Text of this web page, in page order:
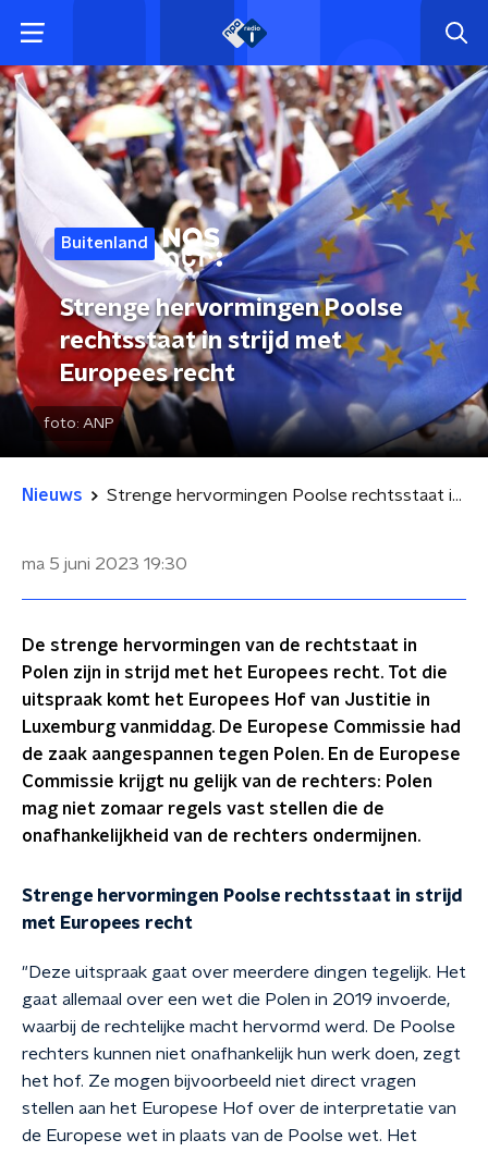
Buitenland
Strenge hervormingen Poolse
rechtsstaat in strijd met
Europees recht
foto: ANP
Nieuws Strenge hervormingen Poolse rechtsstaat in strijd met Europees recht
ma 5 juni 2023 19:30
De strenge hervormingen van de rechtstaat in
Polen zijn in strijd met het Europees recht. Tot die
uitspraak komt het Europees Hof van Justitie in
Luxemburg vanmiddag. De Europese Commissie had
de zaak aangespannen tegen Polen. En de Europese
Commissie krijgt nu gelijk van de rechters: Polen
mag niet zomaar regels vast stellen die de
onafhankelijkheid van de rechters ondermijnen.
Strenge hervormingen Poolse rechtsstaat in strijd
met Europees recht
"Deze uitspraak gaat over meerdere dingen tegelijk. Het
gaat allemaal over een wet die Polen in 2019 invoerde,
waarbij de rechtelijke macht hervormd werd. De Poolse
rechters kunnen niet onafhankelijk hun werk doen, zegt
het hof. Ze mogen bijvoorbeeld niet direct vragen
stellen aan het Europese Hof over de interpretatie van
de Europese wet in plaats van de Poolse wet. Het